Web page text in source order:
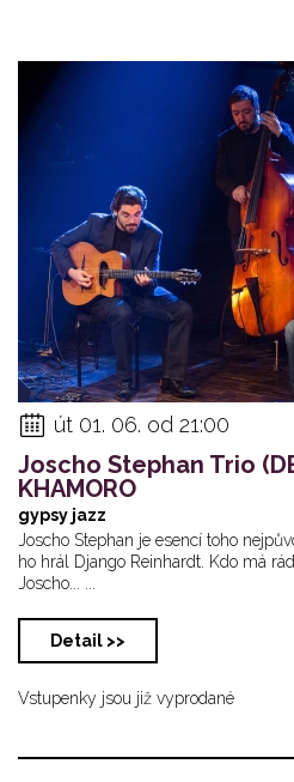
út 01. 06. od 21:00
Joscho Stephan Trio
KHAMORO
gypsy jazz
Joscho Stephan je esencí toho
ho hrál Django Reinhardt. Kdo má
Joscho... ...
Detail >>
Vstupenky jsou již vyprodané